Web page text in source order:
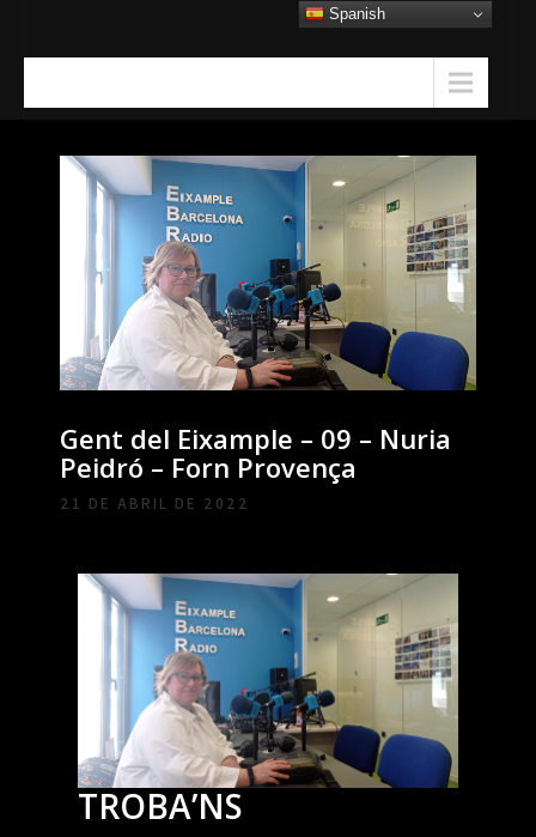
Gent del Eixample – 09 – Nuria
Peidró – Forn Provença
21 DE ABRIL DE 2022
TROBA’NS
Spanish